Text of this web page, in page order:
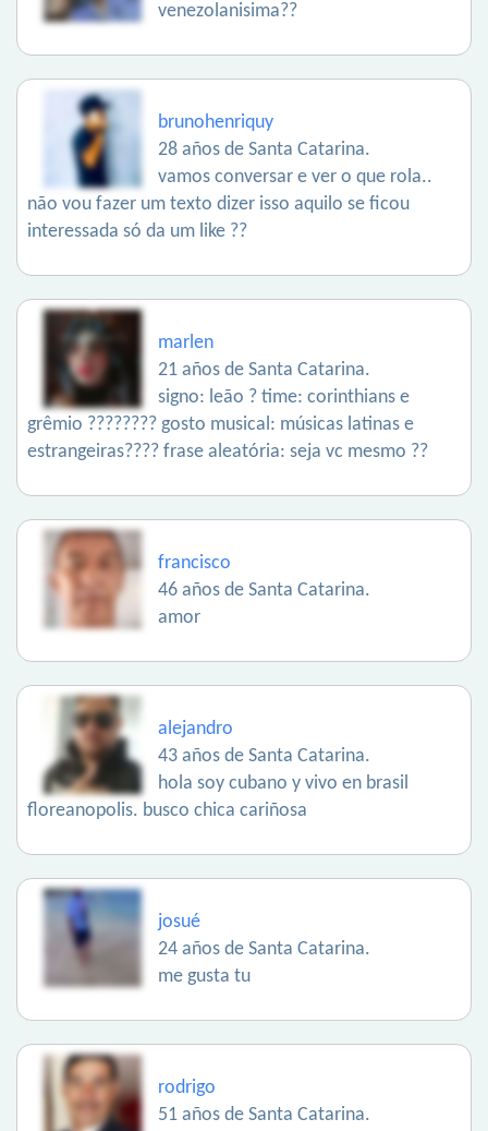
venezolanisima??
brunohenriquy
28 años de Santa Catarina.
vamos conversar e ver o que rola..
não vou fazer um texto dizer isso aquilo se ficou
interessada só da um like ??
marlen
21 años de Santa Catarina.
signo: leão ? time: corinthians e
grêmio ???????? gosto musical: músicas latinas e
estrangeiras???? frase aleatória: seja vc mesmo ??
francisco
46 años de Santa Catarina.
amor
alejandro
43 años de Santa Catarina.
hola soy cubano y vivo en brasil
floreanopolis. busco chica cariñosa
josué
24 años de Santa Catarina.
me gusta tu
rodrigo
51 años de Santa Catarina.